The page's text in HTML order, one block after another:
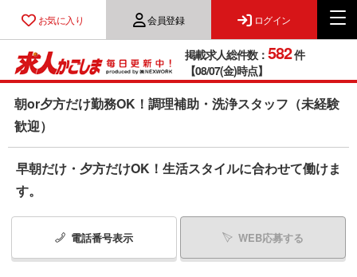
お気に入り 会員登録 ログイン
掲載求人総件数： 582件
【08/07(金)時点】
朝or夕方だけ勤務OK！調理補助・洗浄スタッフ（未経験
歓迎）
早朝だけ・夕方だけOK！生活スタイルに合わせて働けま
す。
電話番号表示 WEB応募する